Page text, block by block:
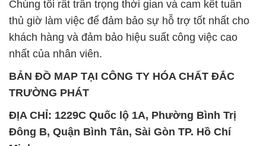
Chúng tôi rất trân trọng thời gian và cam kết tuân
thủ giờ làm việc để đảm bảo sự hỗ trợ tốt nhất cho
khách hàng và đảm bảo hiệu suất công việc cao
nhất của nhân viên.
BẢN ĐỒ MAP TẠI CÔNG TY HÓA CHẤT ĐẮC
TRƯỜNG PHÁT
ĐỊA CHỈ: 1229C Quốc lộ 1A, Phường Bình Trị
Đông B, Quận Bình Tân, Sài Gòn TP. Hồ Chí